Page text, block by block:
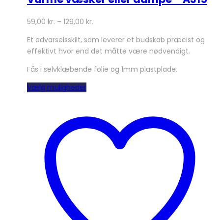
59,00 kr. – 129,00 kr.
Et advarselsskilt, som leverer et budskab præcist og
effektivt hvor end det måtte være nødvendigt.
Fås i selvklæbende folie og 1mm plastplade.
Vælg mulighederDette
flere
varianter.
Mulighederne